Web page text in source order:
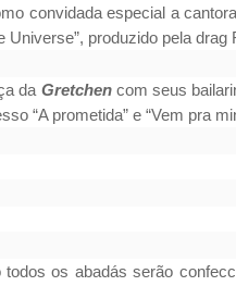
convidada especial a
Universe”, produzido pela
da Gretchencom seus
“A prometida” e “Vem pra
os abadás serão